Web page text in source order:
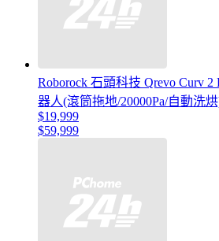
Roborock 石頭科技 Qrevo Curv
器人(滾筒拖地/20000Pa/自動洗
$19,999
$59,999